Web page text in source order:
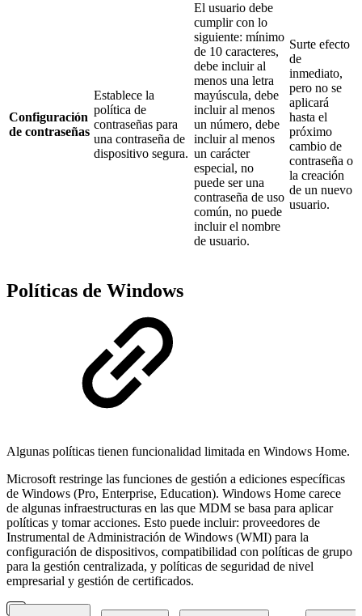
Configuración
de contraseñas
Establece la
política de
contraseñas para
una contraseña de
dispositivo segura.
El usuario debe
cumplir con lo
siguiente: mínimo
de 10 caracteres,
debe incluir al
menos una letra
mayúscula, debe
incluir al menos
un número, debe
incluir al menos
un carácter
especial, no
puede ser una
contraseña de uso
común, no puede
incluir el nombre
de usuario.
Surte efecto
de
inmediato,
pero no se
aplicará
hasta el
próximo
cambio de
contraseña o
la creación
de un nuevo
usuario.
Políticas de Windows
Algunas políticas tienen funcionalidad limitada en Windows Home.
Microsoft restringe las funciones de gestión a ediciones específicas
de Windows (Pro, Enterprise, Education). Windows Home carece
de algunas infraestructuras en las que MDM se basa para aplicar
políticas y tomar acciones. Esto puede incluir: proveedores de
Instrumental de Administración de Windows (WMI) para la
configuración de dispositivos, compatibilidad con políticas de grupo
para la gestión centralizada, y políticas de seguridad de nivel
empresarial y gestión de certificados.